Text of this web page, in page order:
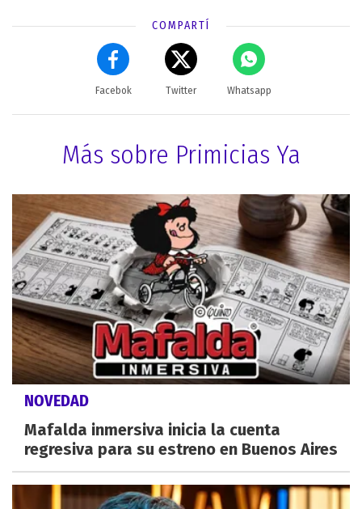
COMPARTÍ
Facebok Twitter Whatsapp
Más sobre Primicias Ya
NOVEDAD
Mafalda inmersiva inicia la cuenta
regresiva para su estreno en Buenos Aires